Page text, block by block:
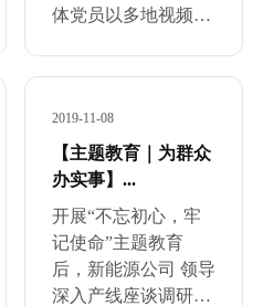
体党员以多地视频形
投票差额选举的方
式，选举产生了新能
源事业部党总支委
副书记、副所长孙勇
对新当选的新能源事
业部党...
2019-11-08
【主题教育｜为群众
办实事】...
开展“不忘初心，牢
记使命”主题教育
后，新能源公司 领导
深入产线座谈调研，